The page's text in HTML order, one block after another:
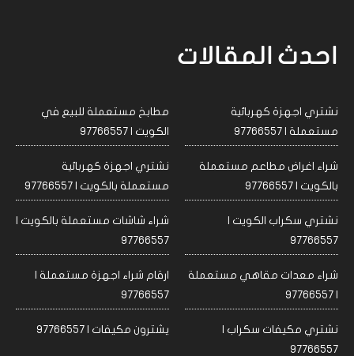
احدث المقالات
نشتري اجهزة كهربائية
مستعملة | 97766557
مطابخ مستعملة للبيع في
الكويت | 97766557
شراء اغراض مطاعم مستعملة
بالكويت | 97766557
نشتري اجهزة كهربائية
مستعملة بالكويت | 97766557
نشتري سكراب الكويت |
97766557
شراء شاشات مستعملة بالكويت |
97766557
شراء معدات مقاهي مستعملة
| 97766557
ارقام شراء اجهزة مستعملة |
97766557
نشتري مكيفات سكراب |
97766557
يشترون مكيفات | 97766557